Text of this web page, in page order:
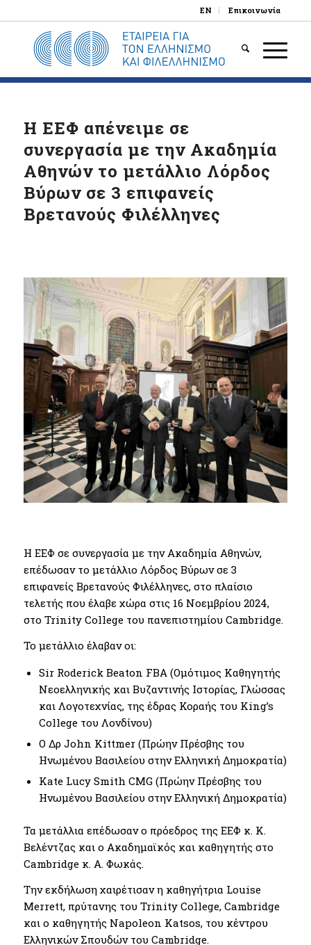
EN Επικοινωνία
Η ΕΕΦ απένειμε σε
συνεργασία με την Ακαδημία
Αθηνών το μετάλλιο Λόρδος
Βύρων σε 3 επιφανείς
Βρετανούς Φιλέλληνες
Η ΕΕΦ σε συνεργασία με την Ακαδημία Αθηνών,
επέδωσαν το μετάλλιο Λόρδος Βύρων σε 3
επιφανείς Βρετανούς Φιλέλληνες, στο πλαίσιο
τελετής που έλαβε χώρα στις 16 Νοεμβρίου 2024,
στο Trinity College του πανεπιστημίου Cambridge.
Το μετάλλιο έλαβαν οι:
Sir Roderick Beaton FBA (Ομότιμος Καθηγητής
Νεοελληνικής και Βυζαντινής Ιστορίας, Γλώσσας
και Λογοτεχνίας, της έδρας Κοραής του King’s
College του Λονδίνου)
Ο Δρ John Kittmer (Πρώην Πρέσβης του
Ηνωμένου Βασιλείου στην Ελληνική Δημοκρατία)
Kate Lucy Smith CMG (Πρώην Πρέσβης του
Ηνωμένου Βασιλείου στην Ελληνική Δημοκρατία)
Τα μετάλλια επέδωσαν ο πρόεδρος της ΕΕΦ κ. Κ.
Βελέντζας και ο Ακαδημαϊκός και καθηγητής στο
Cambridge κ. A. Φωκάς.
Την εκδήλωση χαιρέτισαν η καθηγήτρια Louise
Merrett, πρύτανης του Trinity College, Cambridge
και ο καθηγητής Napoleon Katsos, του κέντρου
Ελληνικών Σπουδών του Cambridge.